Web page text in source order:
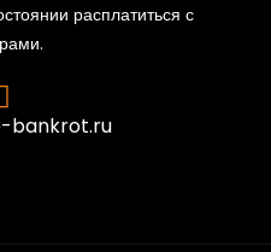
расплатиться с
bankrot.ru